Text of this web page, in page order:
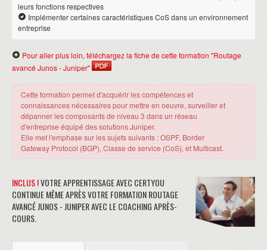
leurs fonctions respectives
Implémenter certaines caractéristiques CoS dans un environnement
entreprise
Pour aller plus loin, téléchargez la fiche de cette formation "Routage
avancé Junos - Juniper"
Cette formation permet d'acquérir les compétences et
connaissances nécessaires pour mettre en oeuvre, surveiller et
dépanner les composants de niveau 3 dans un réseau
d'entreprise équipé des solutions Juniper.
Elle met l'emphase sur les sujets suivants : OSPF, Border
Gateway Protocol (BGP), Classe de service (CoS), et Multicast.
INCLUS !VOTRE APPRENTISSAGE AVEC CERTYOU
CONTINUE MÊME APRÈS VOTRE FORMATION ROUTAGE
AVANCÉ JUNOS - JUNIPER AVEC LE COACHING APRÈS-
COURS.